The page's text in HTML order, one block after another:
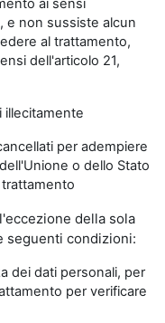
ai sensi
e non sussiste alcun
al trattamento,
dell'articolo 21,
per adempiere
o dello Stato
della sola
seguenti condizioni:
dei dati personali, per
per verificare